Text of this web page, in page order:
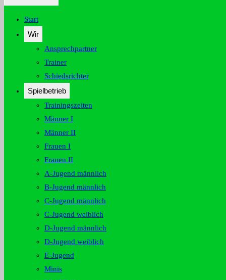
Start
Wir
Ansprechpartner
Trainer
Schiedsrichter
Spielbetrieb
Trainingszeiten
Männer I
Männer II
Frauen I
Frauen II
A-Jugend männlich
B-Jugend männlich
C-Jugend männlich
C-Jugend weiblich
D-Jugend männlich
D-Jugend weiblich
E-Jugend
Minis